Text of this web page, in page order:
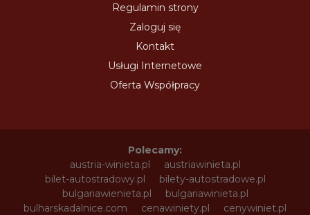
Regulamin strony
Zaloguj się
Kontakt
Usługi Internetowe
Oferta Współpracy
Polecamy:
austria-winieta.pl
austriawinieta.pl
bilet-autostradowy.pl
bilety-autostradowe.pl
bulgariawienieta.pl
bulgariawinieta.pl
bulharskadalnice.com
cenawiniety.pl
cenywiniet.pl